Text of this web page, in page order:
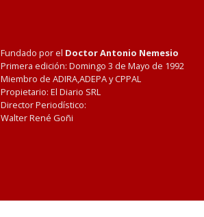
Fundado por el Doctor Antonio Nemesio
Primera edición: Domingo 3 de Mayo de 1992
Miembro de ADIRA,ADEPA y CPPAL
Propietario: El Diario SRL
Director Periodístico:
Walter René Goñi